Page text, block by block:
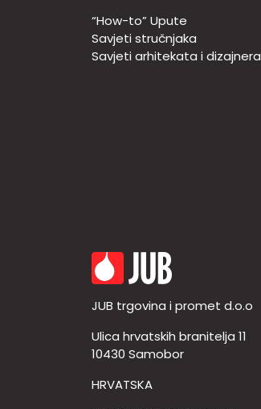
“How-to” Upute
Savjeti stručnjaka
Savjeti arhitekata i dizajnera
JUB trgovina i promet d.o.o
Ulica hrvatskih branitelja 11
10430 Samobor
HRVATSKA